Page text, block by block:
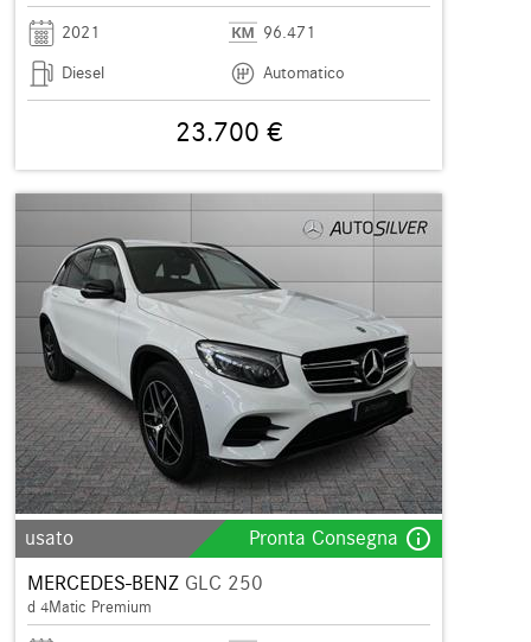
2021
96.471
Diesel
Automatico
23.700 €
usato Pronta Consegna info_outline
MERCEDES-BENZ GLC 250
d 4Matic Premium